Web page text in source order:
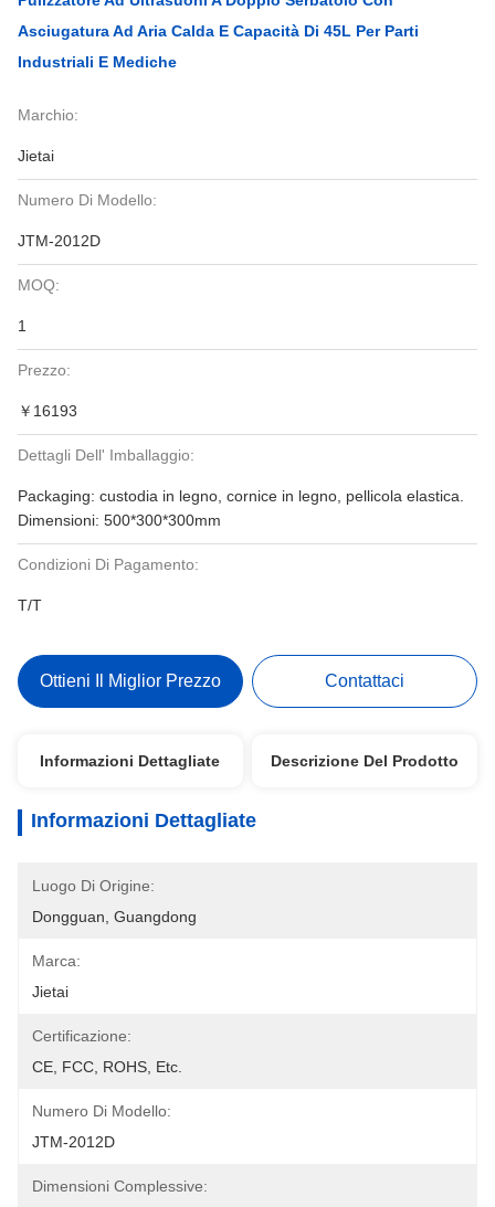
Asciugatura Ad Aria Calda E Capacità Di 45L Per Parti
Industriali E Mediche
Marchio:
Jietai
Numero Di Modello:
JTM-2012D
MOQ:
1
Prezzo:
￥16193
Dettagli Dell' Imballaggio:
Packaging: custodia in legno, cornice in legno, pellicola elastica.
Dimensioni: 500*300*300mm
Condizioni Di Pagamento:
T/T
Ottieni Il Miglior Prezzo Contattaci
Informazioni Dettagliate Descrizione Del Prodotto
Informazioni Dettagliate
Luogo Di Origine:
Dongguan, Guangdong
Marca:
Jietai
Certificazione:
CE, FCC, ROHS, Etc.
Numero Di Modello:
JTM-2012D
Dimensioni Complessive: